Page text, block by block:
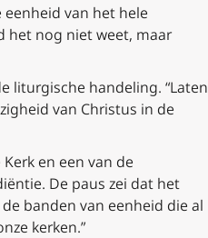
van het hele
het nog niet weet, maar
liturgische handeling. “Laten
van Christus in de
en een van de
De paus zei dat het
banden van eenheid die al
kerken.”